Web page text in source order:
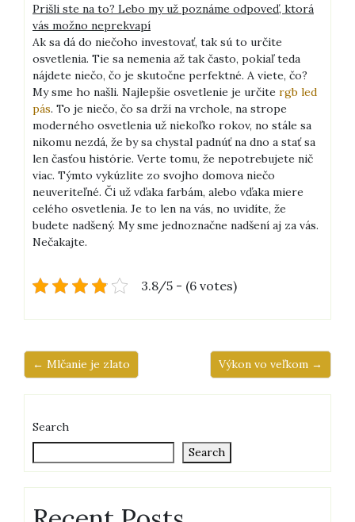
Prišli ste na to? Lebo my už poznáme odpoveď, ktorá
vás možno neprekvapí
Ak sa dá do niečoho investovať, tak sú to určite
osvetlenia. Tie sa nemenia až tak často, pokiaľ teda
nájdete niečo, čo je skutočne perfektné. A viete, čo?
My sme ho našli. Najlepšie osvetlenie je určite rgb led
pás. To je niečo, čo sa drží na vrchole, na strope
moderného osvetlenia už niekoľko rokov, no stále sa
nikomu nezdá, že by sa chystal padnúť na dno a stať sa
len časťou histórie. Verte tomu, že nepotrebujete nič
viac. Týmto vykúzlite zo svojho domova niečo
neuveriteľné. Či už vďaka farbám, alebo vďaka miere
celého osvetlenia. Je to len na vás, no uvidíte, že
budete nadšený. My sme jednoznačne nadšení aj za vás.
Nečakajte.
3.8/5 - (6 votes)
← Mlčanie je zlato Výkon vo veľkom →
Search
Search